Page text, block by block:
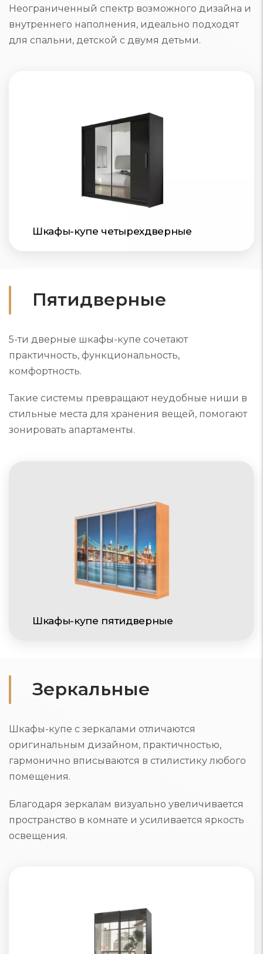
Неограниченный спектр возможного дизайна и
внутреннего наполнения, идеально подходят
для спальни, детской с двумя детьми.
Шкафы-купе четырехдверные
Шкафы-купе пятидверные
Пятидверные
5-ти дверные шкафы-купе сочетают
практичность, функциональность,
комфортность.
Такие системы превращают неудобные ниши в
стильные места для хранения вещей, помогают
зонировать апартаменты.
Зеркальные
Шкафы-купе с зеркалами отличаются
оригинальным дизайном, практичностью,
гармонично вписываются в стилистику любого
помещения.
Благодаря зеркалам визуально увеличивается
пространство в комнате и усиливается яркость
освещения.